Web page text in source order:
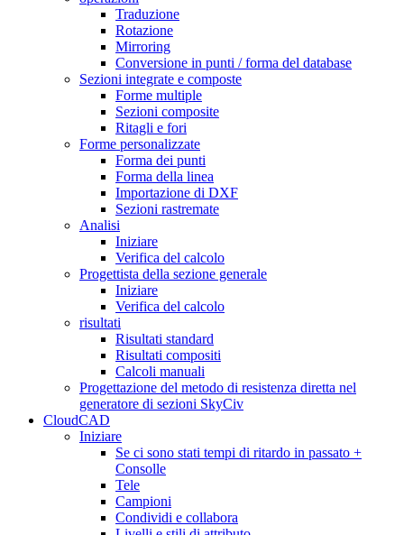
Traduzione
Rotazione
Mirroring
Conversione in punti / forma del database
Sezioni integrate e composte
Forme multiple
Sezioni composite
Ritagli e fori
Forme personalizzate
Forma dei punti
Forma della linea
Importazione di DXF
Sezioni rastremate
Analisi
Iniziare
Verifica del calcolo
Progettista della sezione generale
Iniziare
Verifica del calcolo
risultati
Risultati standard
Risultati compositi
Calcoli manuali
Progettazione del metodo di resistenza diretta nel
generatore di sezioni SkyCiv
CloudCAD
Iniziare
Se ci sono stati tempi di ritardo in passato +
Consolle
Tele
Campioni
Condividi e collabora